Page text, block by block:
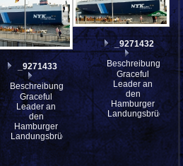
_9271433
Beschreibung:
Graceful
Leader an
den
Hamburger
Landungsbrücken
_9271432
Beschreibung:
Graceful
Leader an
den
Hamburger
Landungsbrücken